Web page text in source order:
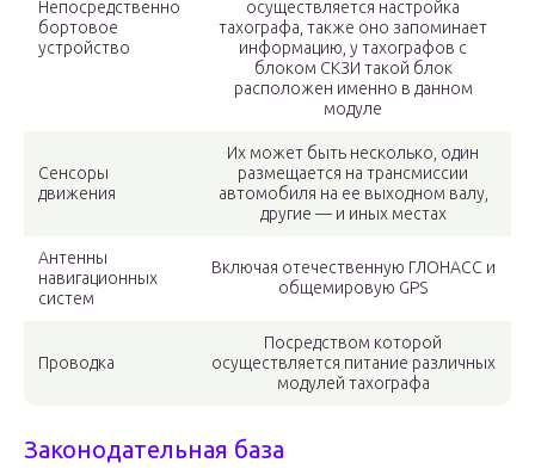
Непосредственно
бортовое
устройство
осуществляется настройка
тахографа, также оно запоминает
информацию, у тахографов с
блоком СКЗИ такой блок
расположен именно в данном
модуле
Сенсоры
движения
Их может быть несколько, один
размещается на трансмиссии
автомобиля на ее выходном валу,
другие — и иных местах
Антенны
навигационных
систем
Включая отечественную ГЛОНАСС и
общемировую GPS
Проводка
Посредством которой
осуществляется питание различных
модулей тахографа
Законодательная база